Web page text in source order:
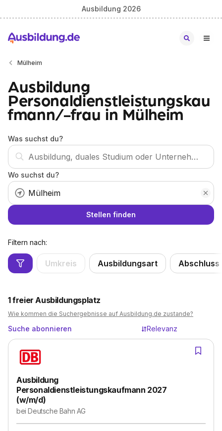
Ausbildung 2026
Mülheim
Ausbildung
Personaldienstleistungskau
fmann/-frau in Mülheim
Was suchst du?
Wo suchst du?
Stellen finden
Filtern nach:
Umkreis Ausbildungsart Abschluss
1freier Ausbildungsplatz
Wie kommen die Suchergebnisse auf Ausbildung.de zustande?
Suche abonnieren Relevanz
Ausbildung
Personaldienstleistungskaufmann 2027
(w/m/d)
beiDeutsche Bahn AG